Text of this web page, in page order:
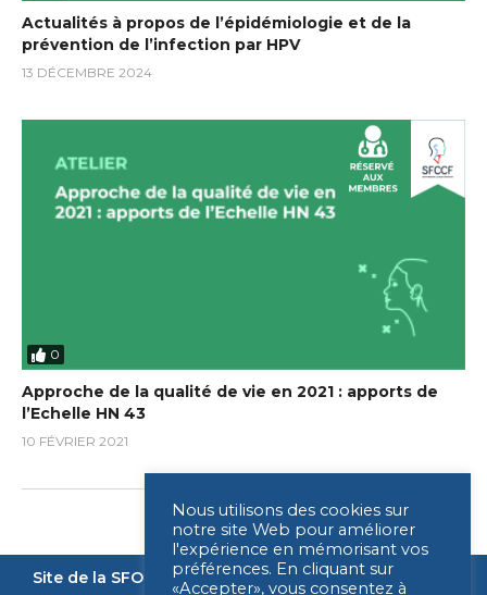
Actualités à propos de l’épidémiologie et de la
prévention de l’infection par HPV
13 DÉCEMBRE 2024
0
Approche de la qualité de vie en 2021 : apports de
l’Echelle HN 43
10 FÉVRIER 2021
Site de la SFORL Nous contacter Mentions légales
Nous utilisons des cookies sur
notre site Web pour améliorer
l'expérience en mémorisant vos
préférences. En cliquant sur
«Accepter», vous consentez à